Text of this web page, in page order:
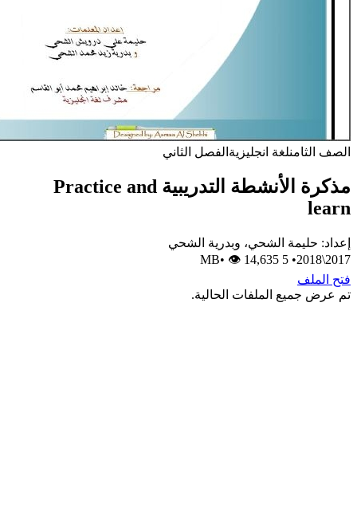
الثامن لغة انجليزيةالفصل الثاني
مذكرة الأنشطة التدريبية Practice and
حليمة الشحي، وبدرية الشحي
•
5 MB
•👁 14,635
الملف
جميع الملفات الحالية.